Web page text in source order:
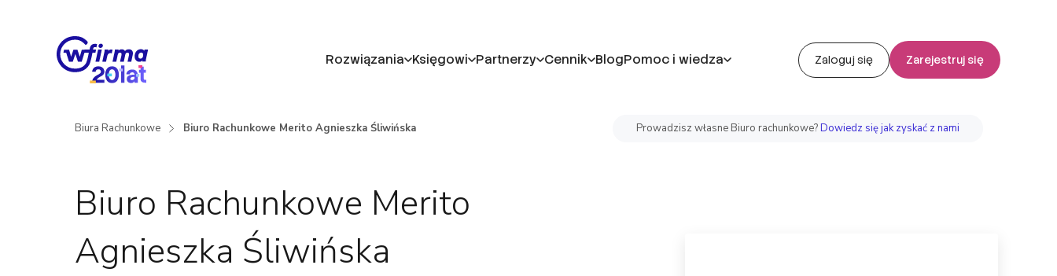
Rozwiązania Księgowi Partnerzy Cennik BlogPomoc i wiedza Zaloguj się Zarejestruj się
Biura Rachunkowe Biuro Rachunkowe Merito Agnieszka Śliwińska Prowadzisz własne Biuro rachunkowe?Dowiedz się jak zyskać z nami
Biuro Rachunkowe Merito
Agnieszka Śliwińska